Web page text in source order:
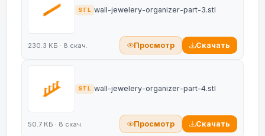
STL wall-jewelery-organizer-part-3.stl
230.3 КБ · 8 скач. Просмотр Скачать
STL wall-jewelery-organizer-part-4.stl
50.7 КБ · 8 скач. Просмотр Скачать